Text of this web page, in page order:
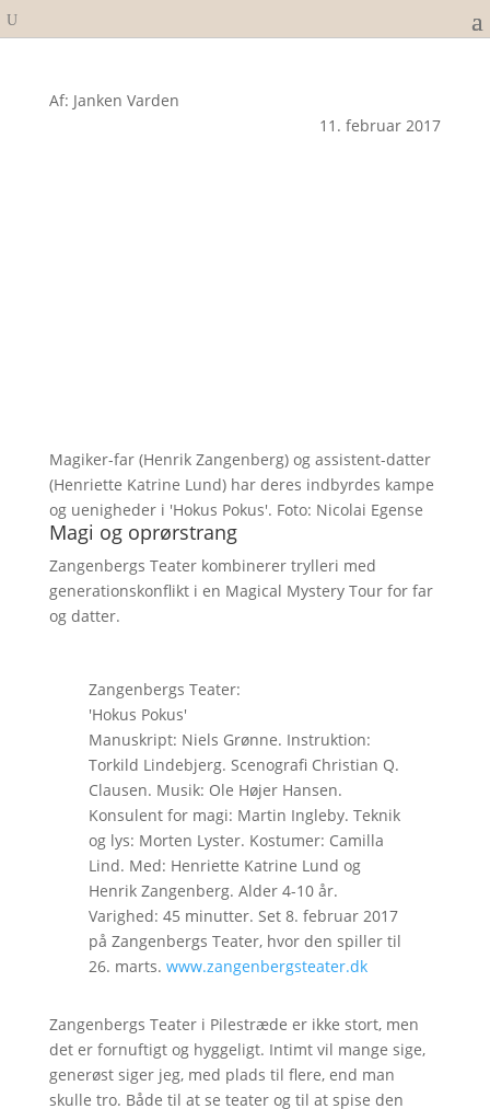
Af: Janken Varden
11. februar 2017
Magiker-far (Henrik Zangenberg) og assistent-datter
(Henriette Katrine Lund) har deres indbyrdes kampe
og uenigheder i 'Hokus Pokus'. Foto: Nicolai Egense
Magi og oprørstrang
Zangenbergs Teater kombinerer trylleri med
generationskonflikt i en Magical Mystery Tour for far
og datter.
Zangenbergs Teater:
'Hokus Pokus'
Manuskript: Niels Grønne. Instruktion:
Torkild Lindebjerg. Scenografi Christian Q.
Clausen. Musik: Ole Højer Hansen.
Konsulent for magi: Martin Ingleby. Teknik
og lys: Morten Lyster. Kostumer: Camilla
Lind. Med: Henriette Katrine Lund og
Henrik Zangenberg. Alder 4-10 år.
Varighed: 45 minutter. Set 8. februar 2017
på Zangenbergs Teater, hvor den spiller til
26. marts. www.zangenbergsteater.dk
Zangenbergs Teater i Pilestræde er ikke stort, men
det er fornuftigt og hyggeligt. Intimt vil mange sige,
generøst siger jeg, med plads til flere, end man
skulle tro. Både til at se teater og til at spise den